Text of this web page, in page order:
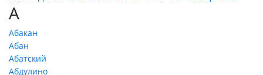
А
Абакан
Абан
Абатский
Абдулино